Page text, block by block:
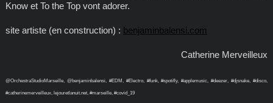
Know et To the Top vont adorer.
site artiste (en construction) : benjaminbalensi.com
Catherine Merveilleux
@OrchestraStudioMarseille, @benjaminbalensi, #EDM, #Electro, #funk, #spotifly, #applemusic, #deezer, #djsnake, #disco,
#catherinemerveilleux, lejouretlanuit.net, #marseille, #covid_19